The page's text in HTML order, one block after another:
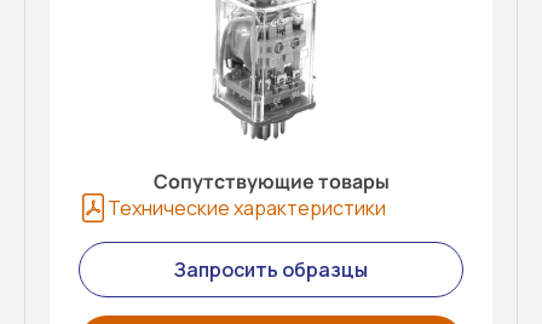
Сопутствующие товары
Технические характеристики
Запросить образцы